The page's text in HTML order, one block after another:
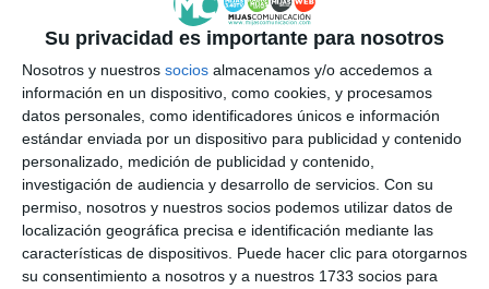
Su privacidad es importante para nosotros
Nosotros y nuestros socios almacenamos y/o accedemos a
información en un dispositivo, como cookies, y procesamos
datos personales, como identificadores únicos e información
estándar enviada por un dispositivo para publicidad y contenido
personalizado, medición de publicidad y contenido,
investigación de audiencia y desarrollo de servicios. Con su
permiso, nosotros y nuestros socios podemos utilizar datos de
localización geográfica precisa e identificación mediante las
características de dispositivos. Puede hacer clic para otorgarnos
su consentimiento a nosotros y a nuestros 1733 socios para
live_tv Temporada Enero 2025
live_tv Temporada Diciembre 2024
live_tv Temporada Noviembre 2024